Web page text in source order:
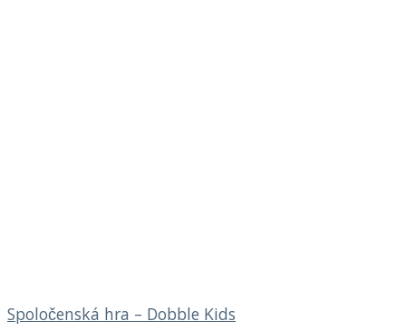
Spoločenská hra – Dobble Kids